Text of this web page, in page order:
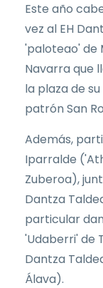
Este año
vez al EH
'paloteao' de
Navarra que
la plaza de
patrón San
Además,
Iparralde
Zuberoa),
Dantza
particular
'Udaberri' de
Dantza
Álava).